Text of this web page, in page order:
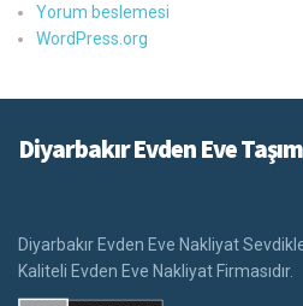
Yorum beslemesi
WordPress.org
Diyarbakır Evden Eve
Diyarbakır Evden Eve Nakliyat
Kaliteli Evden Eve Nakliyat Firmasıdır.